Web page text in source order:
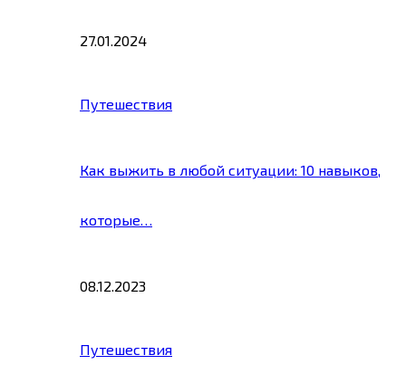
27.01.2024
Путешествия
Как выжить в любой ситуации: 10 навыков,
которые…
08.12.2023
Путешествия